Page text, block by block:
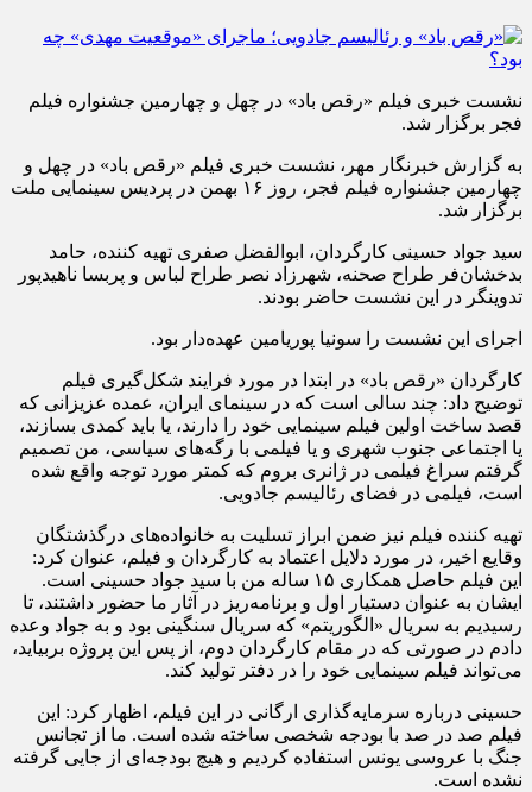
نشست خبری فیلم «رقص باد» در چهل و چهارمین جشنواره فیلم
فجر برگزار شد.
به گزارش خبرنگار مهر، نشست خبری فیلم «رقص باد» در چهل و
چهارمین جشنواره فیلم فجر، روز ۱۶ بهمن در پردیس سینمایی ملت
برگزار شد.
سید جواد حسینی کارگردان، ابوالفضل صفری تهیه کننده، حامد
بدخشان‌فر طراح صحنه، شهرزاد نصر طراح لباس و پربسا ناهیدپور
تدوینگر در این نشست حاضر بودند.
اجرای این نشست را سونیا پوریامین عهده‌دار بود.
کارگردان «رقص باد» در ابتدا در مورد فرایند شکل‌گیری فیلم
توضیح داد: چند سالی است که در سینمای ایران، عمده عزیزانی که
قصد ساخت اولین فیلم سینمایی خود را دارند، یا باید کمدی بسازند،
یا اجتماعی جنوب شهری و یا فیلمی با رگه‌های سیاسی، من تصمیم
گرفتم سراغ فیلمی در ژانری بروم که کمتر مورد توجه واقع شده
است، فیلمی در فضای رئالیسم جادویی.
تهیه کننده فیلم نیز ضمن ابراز تسلیت به خانواده‌های درگذشتگان
وقایع اخیر، در مورد دلایل اعتماد به کارگردان و فیلم، عنوان کرد:
این فیلم حاصل همکاری ۱۵ ساله من با سید جواد حسینی است.
ایشان به عنوان دستیار اول و برنامه‌ریز در آثار ما حضور داشتند، تا
رسیدیم به سریال «الگوریتم» که سریال سنگینی بود و به جواد وعده
دادم در صورتی که در مقام کارگردان دوم، از پس این پروژه بربیاید،
می‌تواند فیلم سینمایی خود را در دفتر تولید کند.
حسینی درباره سرمایه‌گذاری ارگانی در این فیلم، اظهار کرد: این
فیلم صد در صد با بودجه شخصی ساخته شده است. ما از تجانس
جنگ با عروسی یونس استفاده کردیم و هیچ بودجه‌ای از جایی گرفته
نشده است.